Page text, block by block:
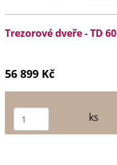
Trezorové dveře - TD 60
56 899 Kč
ks